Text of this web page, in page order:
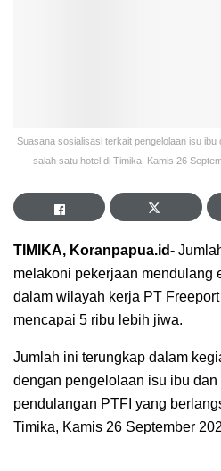
Suasana sosialisasi terkait pengelolaan isu
salah satu hotel di Timika, Kamis 26
TIMIKA, Koranpapua.id-
melakoni pekerjaan mendulang
dalam wilayah kerja PT
mencapai 5 ribu lebih jiwa.
Jumlah ini terungkap dalam
dengan pengelolaan isu ibu dan
pendulangan PTFI yang
Timika, Kamis 26 September